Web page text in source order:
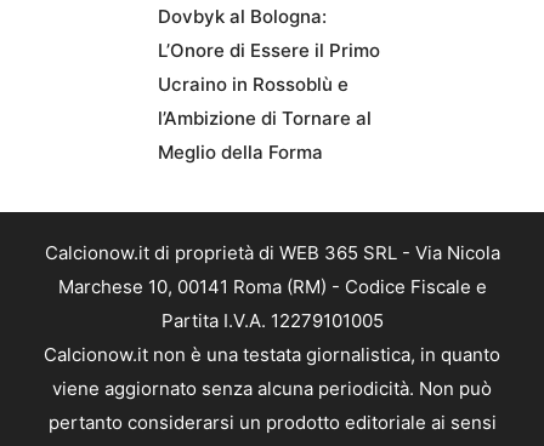
Dovbyk al Bologna:
L’Onore di Essere il Primo
Ucraino in Rossoblù e
l’Ambizione di Tornare al
Meglio della Forma
Calcionow.it di proprietà di WEB 365 SRL - Via Nicola
Marchese 10, 00141 Roma (RM) - Codice Fiscale e
Partita I.V.A. 12279101005
Calcionow.it non è una testata giornalistica, in quanto
viene aggiornato senza alcuna periodicità. Non può
pertanto considerarsi un prodotto editoriale ai sensi